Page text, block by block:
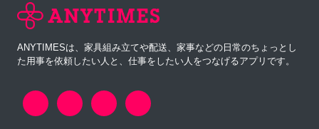
ANYTIMESは、家具組み立てや配送、家事などの日常のちょっとし
た用事を依頼したい人と、仕事をしたい人をつなげるアプリです。